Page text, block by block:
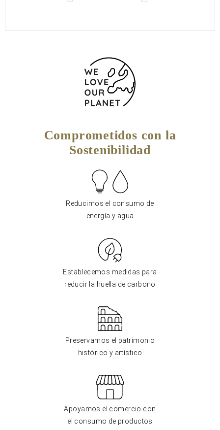
Comprometidos con la
Sostenibilidad
Reducimos el consumo de
energía y agua
Establecemos medidas para
reducir la huella de carbono
Preservamos el patrimonio
histórico y artístico
Apoyamos el comercio con
el consumo de productos